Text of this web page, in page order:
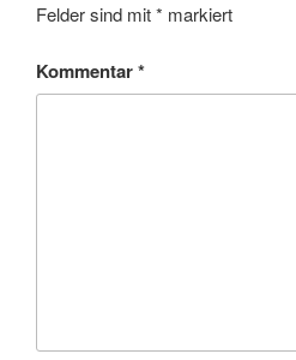
Felder sind mit* markiert
Kommentar*